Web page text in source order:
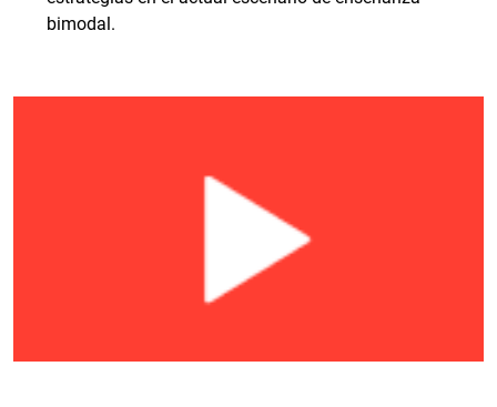
bimodal.